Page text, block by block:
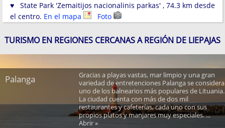
♥ State Park 'Zemaitijos nacionalinis parkas' , 74.3 km desde
el centro. En el mapa Foto
TURISMO EN REGIONES CERCANAS A REGIÓN DE LIEPAJAS
Palanga
Gracias a playas vastas, mar limpio y una gran
variedad de entretenciones Palanga se considera
uno de los balnearios más populares de Lituania.
La ciudad cuenta con más de dos mil
restaurantes y cafeterías, cada uno con sus
propios platos y manjares muy especiales. ...
Abrir »